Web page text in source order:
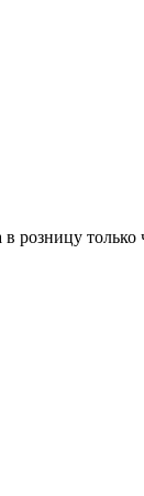
только